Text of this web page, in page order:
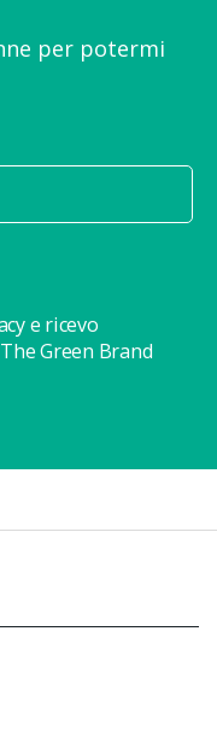
per potermi
e ricevo
Green Brand